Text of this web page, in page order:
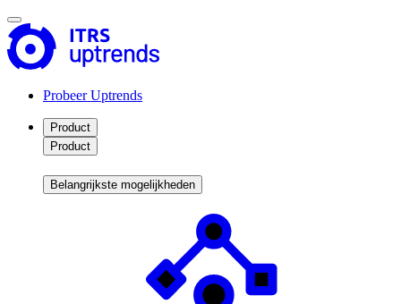
Probeer Uptrends
Product
Product
Belangrijkste mogelijkheden